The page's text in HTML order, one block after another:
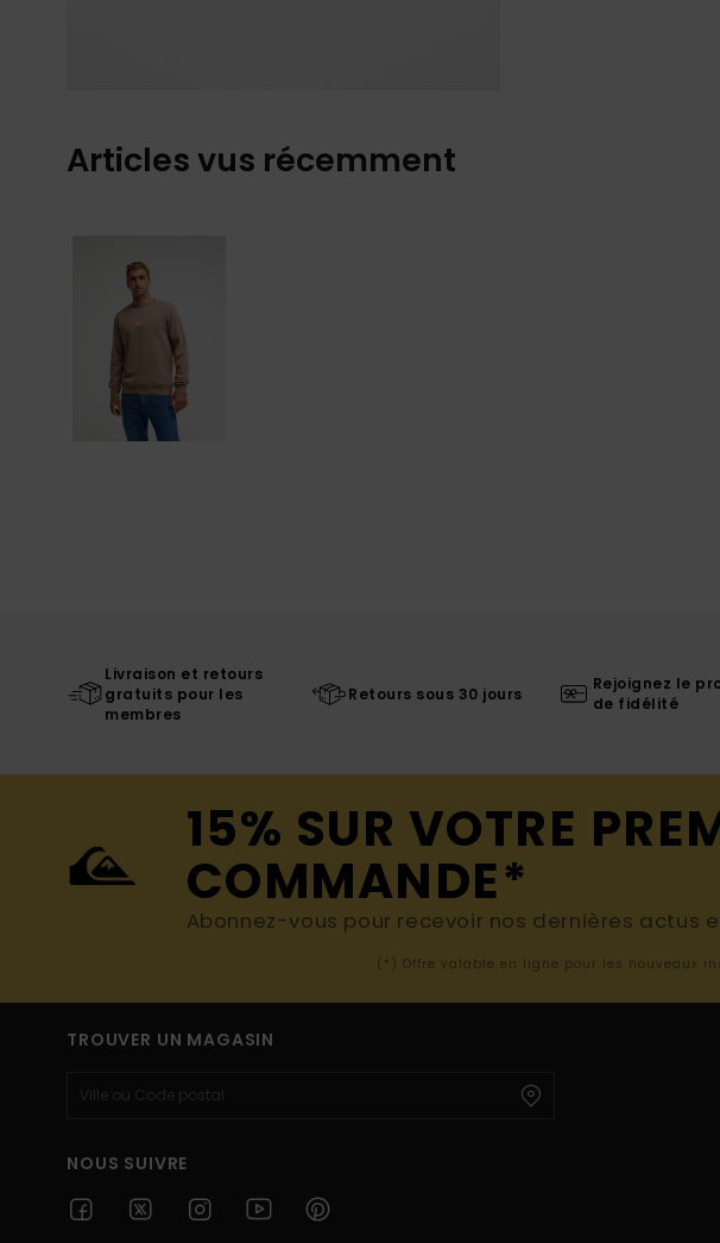
Articles vus récemment
Livraison et retours
gratuits pour les
membres
Retours sous 30 jours
Rejoignez le
de fidélité
15% SUR VOTRE
COMMANDE*
Abonnez-vous pour recevoir nos dernières actus
(*) Offre valable en ligne pour les nouveaux
TROUVER UN MAGASIN
NOUS SUIVRE